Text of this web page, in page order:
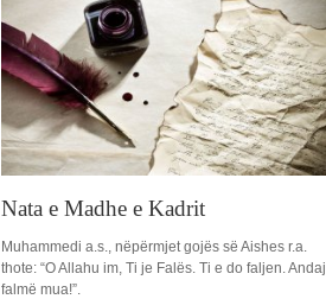
Nata e Madhe e Kadrit
Muhammedi a.s., nëpërmjet gojës së Aishes r.a.
thote: “O Allahu im, Ti je Falës. Ti e do faljen. Andaj
falmë mua!”.